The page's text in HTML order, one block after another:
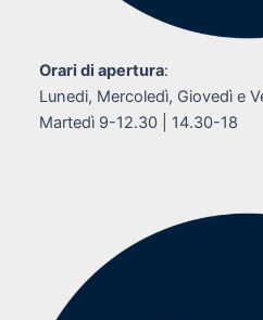
Orari di apertura:
Lunedi, Mercoledì, Giovedì e
Martedì 9-12.30 | 14.30-18